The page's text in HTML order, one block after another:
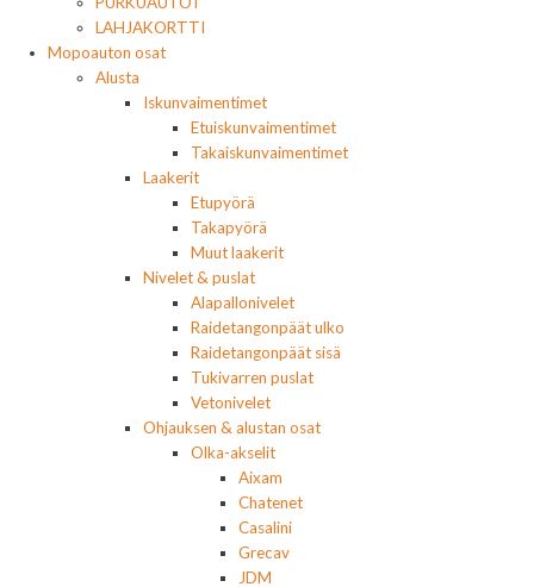
LAHJAKORTTI
Mopoauton osat
Alusta
Iskunvaimentimet
Etuiskunvaimentimet
Takaiskunvaimentimet
Laakerit
Etupyörä
Takapyörä
Muut laakerit
Nivelet & puslat
Alapallonivelet
Raidetangonpäät ulko
Raidetangonpäät sisä
Tukivarren puslat
Vetonivelet
Ohjauksen & alustan osat
Olka-akselit
Aixam
Chatenet
Casalini
Grecav
JDM